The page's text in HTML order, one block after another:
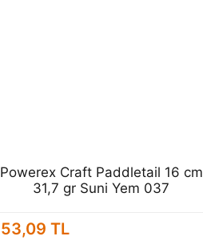
Powerex Craft Paddletail 16 cm
31,7 gr Suni Yem 037
53,09 TL